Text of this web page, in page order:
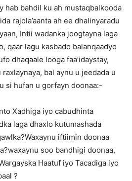
hab bahdil ku ah mustaqbalkooda
rajola’aanta ah ee dhalinyaradu
Intii wadanka joogtayna laga
qaar lagu kasbado balanqaadyo
dhaqaale looga faa’idaystay,
bal aynu u jeedada u
si hufan u gorfayn doonaa:-
Xadhiga iyo cabudhinta
laga dhaxlo kutumashada
iftiimin doonaa
soo bandhigi doonaa,
Haatuf iyo Tacadiga iyo
?